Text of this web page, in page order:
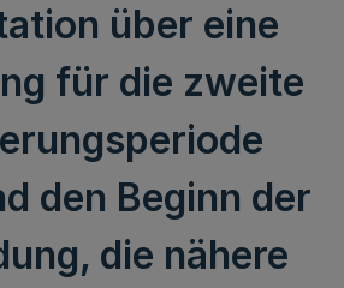
über eine
für die zweite
den Beginn der
die nähere